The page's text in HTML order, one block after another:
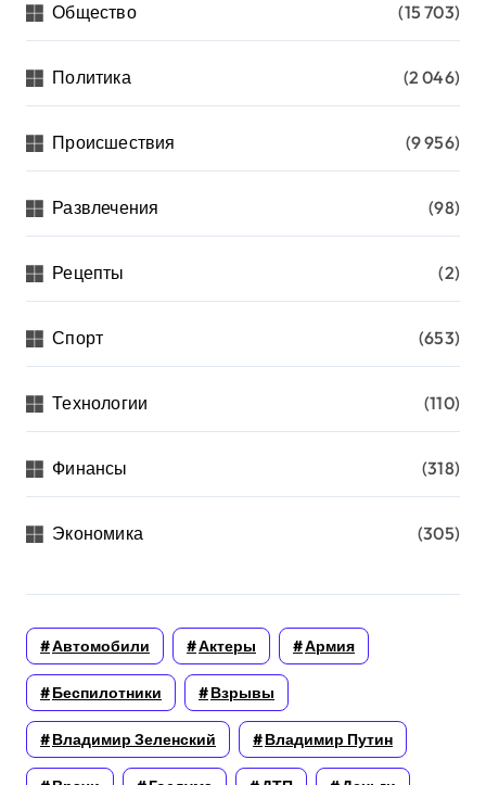
Общество (15 703)
Политика (2 046)
Происшествия (9 956)
Развлечения (98)
Рецепты (2)
Спорт (653)
Технологии (110)
Финансы (318)
Экономика (305)
Автомобили Актеры Армия
Беспилотники Взрывы
Владимир Зеленский Владимир Путин